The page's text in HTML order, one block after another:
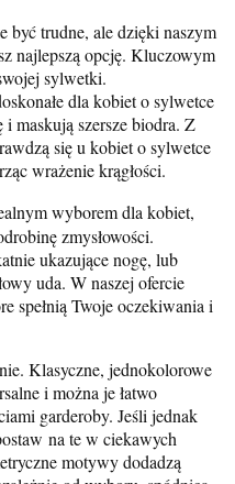
być trudne, ale dzięki naszym
najlepszą opcję. Kluczowym
sylwetki.
dla kobiet o sylwetce
maskują szersze biodra. Z
się u kobiet o sylwetce
wrażenie krągłości.
wyborem dla kobiet,
zmysłowości.
ukazujące nogę, lub
uda. W naszej ofercie
spełnią Twoje oczekiwania i
Klasyczne, jednokolorowe
i można je łatwo
garderoby. Jeśli jednak
na te w ciekawych
motywy dodadzą